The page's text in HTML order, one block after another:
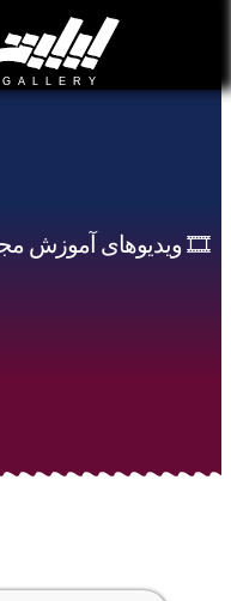
🎞️ ویدیوهای آموزش